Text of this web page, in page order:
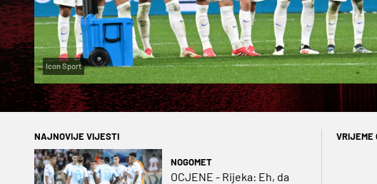
Icon Sport
NAJNOVIJE VIJESTI
NOGOMET
OCJENE - Rijeka: Eh, da
VRIJEME